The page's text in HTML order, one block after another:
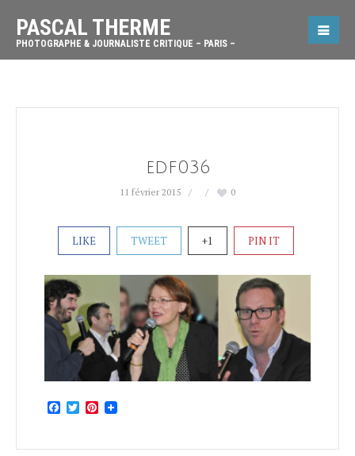
PASCAL THERME
PHOTOGRAPHE & JOURNALISTE CRITIQUE – PARIS –
edf036
11 février 2015 0
LIKE TWEET +1 PIN IT
Facebook
TwitterPinterest